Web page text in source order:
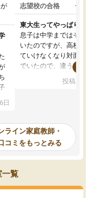
日
志望校の合格 合格
東大生ってやっぱりすご
息子は中学まではそこそ
いたのですが、高校に入
ていけなくなり対面の塾
でいたので、違うアプロ
で、当初は模試でD判定
自習室が毎日使えていつ
るのが心強かったよう
謝です。
投稿日：
ライン家庭教師・
コミをもっとみる
一覧